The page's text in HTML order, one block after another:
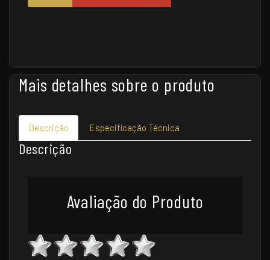
Mais detalhes sobre o produto
Descrição Especificação Técnica
Descrição
Avaliação do Produto